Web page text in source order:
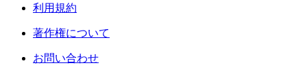
利用規約
著作権について
お問い合わせ